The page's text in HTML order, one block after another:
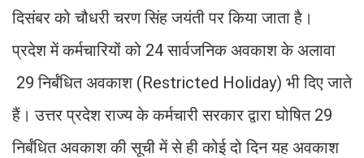
दिसंबर को चौधरी चरण सिंह जयंती पर किया जाता है।
प्रदेश में कर्मचारियों को 24 सार्वजनिक अवकाश के अलावा
29 निर्बंधित अवकाश (Restricted Holiday) भी दिए जाते
हैं। उत्तर प्रदेश राज्य के कर्मचारी सरकार द्वारा घोषित 29
निर्बंधित अवकाश की सूची में से ही कोई दो दिन यह अवकाश